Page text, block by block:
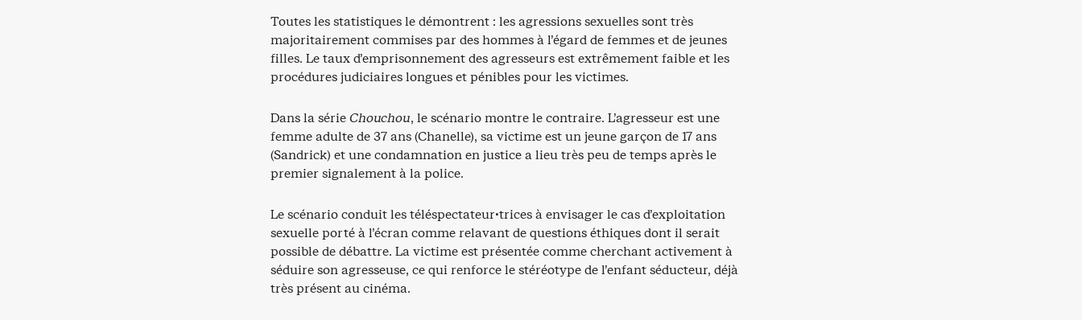
Toutes les statistiques le démontrent : les agressions sexuelles sont très
majoritairement commises par des hommes à l’égard de femmes et de jeunes
filles. Le taux d’emprisonnement des agresseurs est extrêmement faible et les
procédures judiciaires longues et pénibles pour les victimes.
Dans la sérieChouchou, le scénario montre le contraire. L’agresseur est une
femme adulte de 37 ans (Chanelle), sa victime est un jeune garçon de 17 ans
(Sandrick) et une condamnation en justice a lieu très peu de temps après le
premier signalement à la police.
Le scénario conduit les téléspectateur·trices à envisager le cas d’exploitation
sexuelle porté à l’écran comme relavant de questions éthiques dont il serait
possible de débattre. La victime est présentée comme cherchant activement à
séduire son agresseuse, ce qui renforce le stéréotype de l’enfant séducteur, déjà
très présent au cinéma.